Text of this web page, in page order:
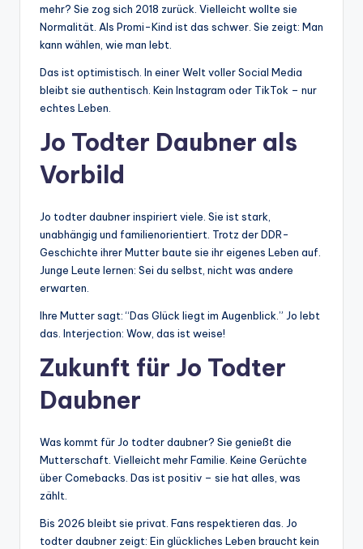
mehr? Sie zog sich 2018 zurück. Vielleicht wollte sie
Normalität. Als Promi-Kind ist das schwer. Sie zeigt: Man
kann wählen, wie man lebt.
Das ist optimistisch. In einer Welt voller Social Media
bleibt sie authentisch. Kein Instagram oder TikTok – nur
echtes Leben.
Jo Todter Daubner als
Vorbild
Jo todter daubner inspiriert viele. Sie ist stark,
unabhängig und familienorientiert. Trotz der DDR-
Geschichte ihrer Mutter baute sie ihr eigenes Leben auf.
Junge Leute lernen: Sei du selbst, nicht was andere
erwarten.
Ihre Mutter sagt: “Das Glück liegt im Augenblick.” Jo lebt
das. Interjection: Wow, das ist weise!
Zukunft für Jo Todter
Daubner
Was kommt für Jo todter daubner? Sie genießt die
Mutterschaft. Vielleicht mehr Familie. Keine Gerüchte
über Comebacks. Das ist positiv – sie hat alles, was
zählt.
Bis 2026 bleibt sie privat. Fans respektieren das. Jo
todter daubner zeigt: Ein glückliches Leben braucht kein